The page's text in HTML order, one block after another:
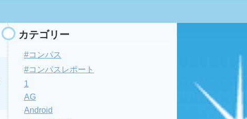
カテゴリー
#コンパス
#コンパスレポート
1
AG
Android